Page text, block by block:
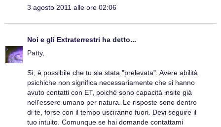
3 agosto 2011 alle ore 02:06
Noi e gli Extraterrestri ha detto...
Patty,
Sì, è possibile che tu sia stata "prelevata". Avere abilità
psichiche non significa necessariamente che si hanno
avuto contatti con ET, poichè sono capacità insite già
nell'essere umano per natura. Le risposte sono dentro
di te, forse con il tempo usciranno fuori. Devi seguire il
tuo intuito. Comunque se hai domande contattami